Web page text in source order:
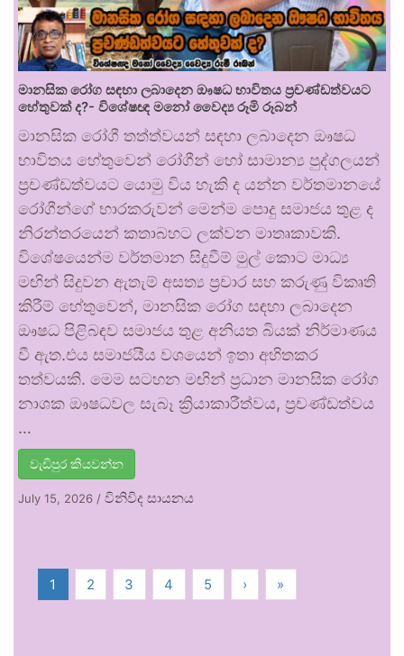
මානසික රෝග සඳහා ලබාදෙන ඖෂධ භාවිතය ප්‍රචණ්ඩත්වයට
හේතුවක් ද?- විශේෂඥ මනෝ වෛද්‍ය රූමි රූබන්
මානසික රෝගී තත්ත්වයන් සඳහා ලබාදෙන ඖෂධ
භාවිතය හේතුවෙන් රෝගීන් හෝ සාමාන්‍ය පුද්ගලයන්
ප්‍රචණ්ඩත්වයට යොමු විය හැකි ද යන්න වර්තමානයේ
රෝගීන්ගේ භාරකරුවන් මෙන්ම පොදු සමාජය තුළ ද
නිරන්තරයෙන් කතාබහට ලක්වන මාතෘකාවකි.
විශේෂයෙන්ම වර්තමාන සිදුවීම් මුල් කොට මාධ්‍ය
මඟින් සිදුවන ඇතැම් අසත්‍ය ප්‍රචාර සහ කරුණු විකෘති
කිරීම් හේතුවෙන්, මානසික රෝග සඳහා ලබාදෙන
ඖෂධ පිළිබඳව සමාජය තුළ අනියත බියක් නිර්මාණය
වී ඇත.එය සමාජයීය වශයෙන් ඉතා අහිතකර
තත්වයකි. මෙම සටහන මඟින් ප්‍රධාන මානසික රෝග
නාශක ඖෂධවල සැබෑ ක්‍රියාකාරීත්වය, ප්‍රචණ්ඩත්වය
…
වැඩිපුර කියවන්න
July 15, 2026 / විනිවිද සායනය
1 2 3 4 5 › »